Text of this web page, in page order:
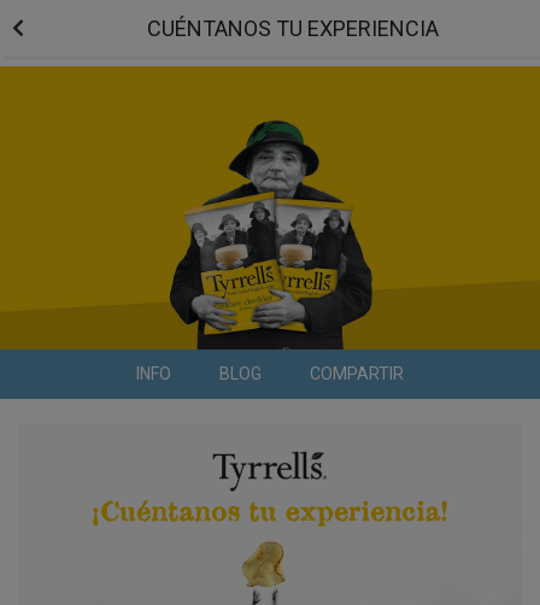
CUÉNTANOS TU EXPERIENCIA
INFO BLOG COMPARTIR